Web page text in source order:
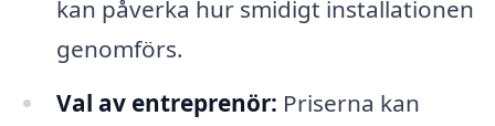
kan påverka hur smidigt installationen
genomförs.
Val av entreprenör: Priserna kan